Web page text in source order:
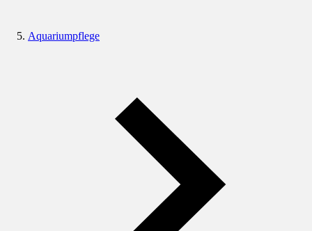
Aquariumpflege